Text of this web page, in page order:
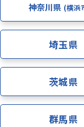
神奈川県 (横浜
埼玉県
茨城県
群馬県